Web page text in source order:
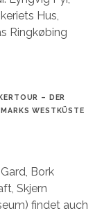
Hus,
Ringkøbing
– DER
WESTKÜSTE
Bork
Skjern
findet auch